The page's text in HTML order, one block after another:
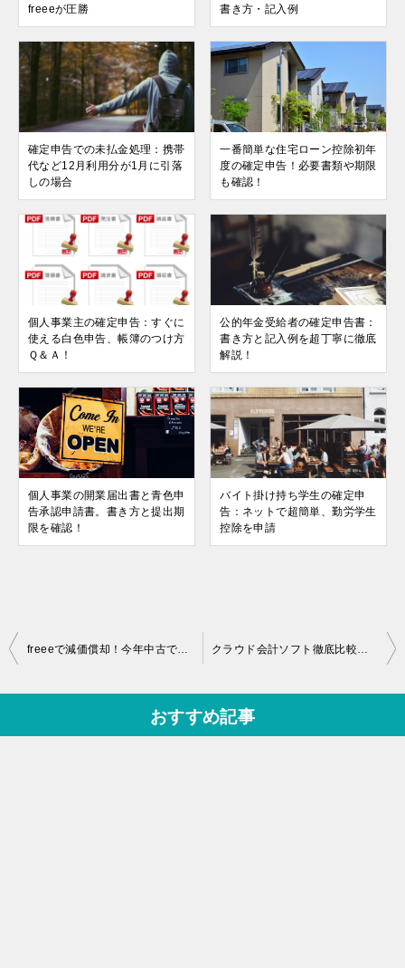
freeeが圧勝
書き方・記入例
確定申告での未払金処理：携帯
代など12月利用分が1月に引落
しの場合
一番簡単な住宅ローン控除初年
度の確定申告！必要書類や期限
も確認！
個人事業主の確定申告：すぐに
使える白色申告、帳簿のつけ方
Ｑ＆Ａ！
公的年金受給者の確定申告書：
書き方と記入例を超丁寧に徹底
解説！
個人事業の開業届出書と青色申
告承認申請書。書き方と提出期
限を確認！
バイト掛け持ち学生の確定申
告：ネットで超簡単、勤労学生
控除を申請
投
ビ
freeeで減価償却！今年中古で買った営業車を会計処理してみよう クラウド会計ソフト徹底比較！「MFクラウド確定申告」の評価と感想
おすすめ記事